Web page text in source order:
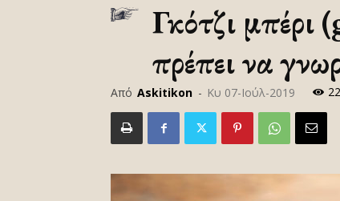
Γκότζι
πρέπει να
Από Askitikon - Κυ 07-Ιούλ-2019